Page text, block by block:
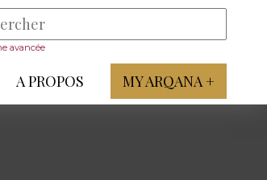
avancée
A PROPOS MY ARQANA +